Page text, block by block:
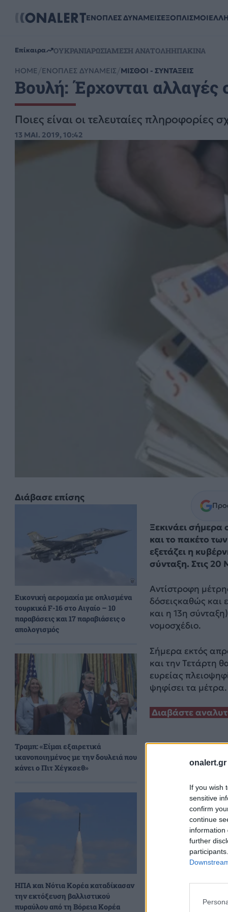
onalert.gr
If you wish
sensitive
confirm
continue
information
further
ΕΝΟΠΛΕΣ ΔΥΝΑΜΕΙΣΕΞΟΠΛΙΣΜΟΙ
Επίκαιρα ΟΥΚΡΑΝΙΑΡΩΣΙΑΜΕΣΗ ΑΝΑΤΟΛΗΗΠΑΚΙΝΑ
HOME ΕΝΟΠΛΕΣ ΔΥΝΑΜΕΙΣ ΜΙΣΘΟΙ - ΣΥΝΤΑΞΕΙΣ
Βουλή: Έρχονται αλλαγές
Ποιες είναι οι τελευταίες πληροφορίες
13 ΜΑΙ. 2019, 10:42
Διάβασε επίσης
Εικονική αερομαχία με οπλισμένα
τουρκικά F-16 στο Αιγαίο – 10
παραβάσεις και 17 παραβιάσεις ο
απολογισμός
Τραμπ: «Είμαι εξαιρετικά
ικανοποιημένος με την δουλειά που
κάνει ο Πιτ Χέγκσεθ»
ΗΠΑ και Νότια Κορέα καταδίκασαν
την εκτόξευση βαλλιστικού
πυραύλου από τη Βόρεια Κορέα
Ξεκινάει
και το πακέτο
εξετάζει η
σύνταξη. Στις 20
Αντίστροφη
δόσειςκαθώς και
και η 13η
νομοσχέδιο.
Σήμερα εκτός
και την Τετάρτη
ευρείας
ψηφίσει τα μέτρα.
Διαβάστε